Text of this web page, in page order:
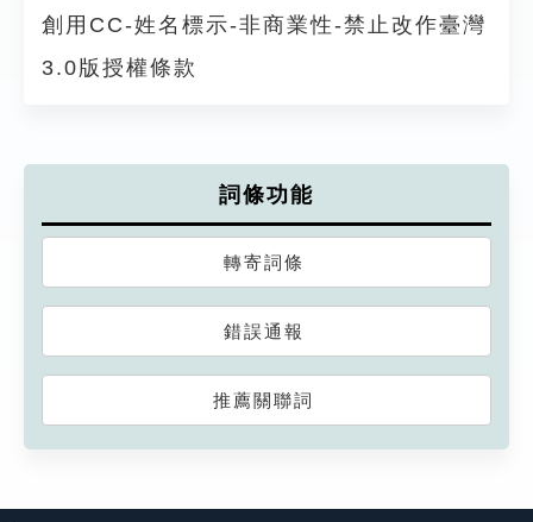
創用CC-姓名標示-非商業性-禁止改作臺灣
3.0版授權條款
詞條功能
轉寄詞條
錯誤通報
推薦關聯詞